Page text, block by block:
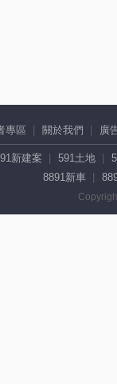
專區 關於我們 廣
新建案 591土地
8891新車